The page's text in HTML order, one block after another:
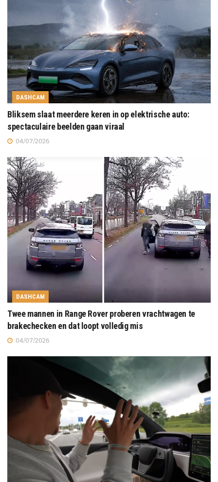
DASHCAM
Bliksem slaat meerdere keren in op elektrische auto:
spectaculaire beelden gaan viraal
04/07/2026
DASHCAM
Twee mannen in Range Rover proberen vrachtwagen te
brakechecken en dat loopt volledig mis
04/07/2026